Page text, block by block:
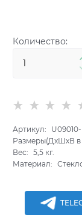
Количество:
Артикул:
Размеры(ДхШхВ в
Вес:
5,5 кг.
Материал: